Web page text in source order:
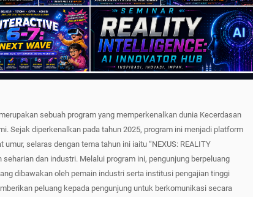
sebuah program yang memperkenalkan dunia Kecerdasan
Sejak diperkenalkan pada tahun 2025, program ini menjadi platform
selaras dengan tema tahun ini iaitu “NEXUS: REALITY
dan industri. Melalui program ini, pengunjung berpeluang
dibawakan oleh pemain industri serta institusi pengajian tinggi
peluang kepada pengunjung untuk berkomunikasi secara